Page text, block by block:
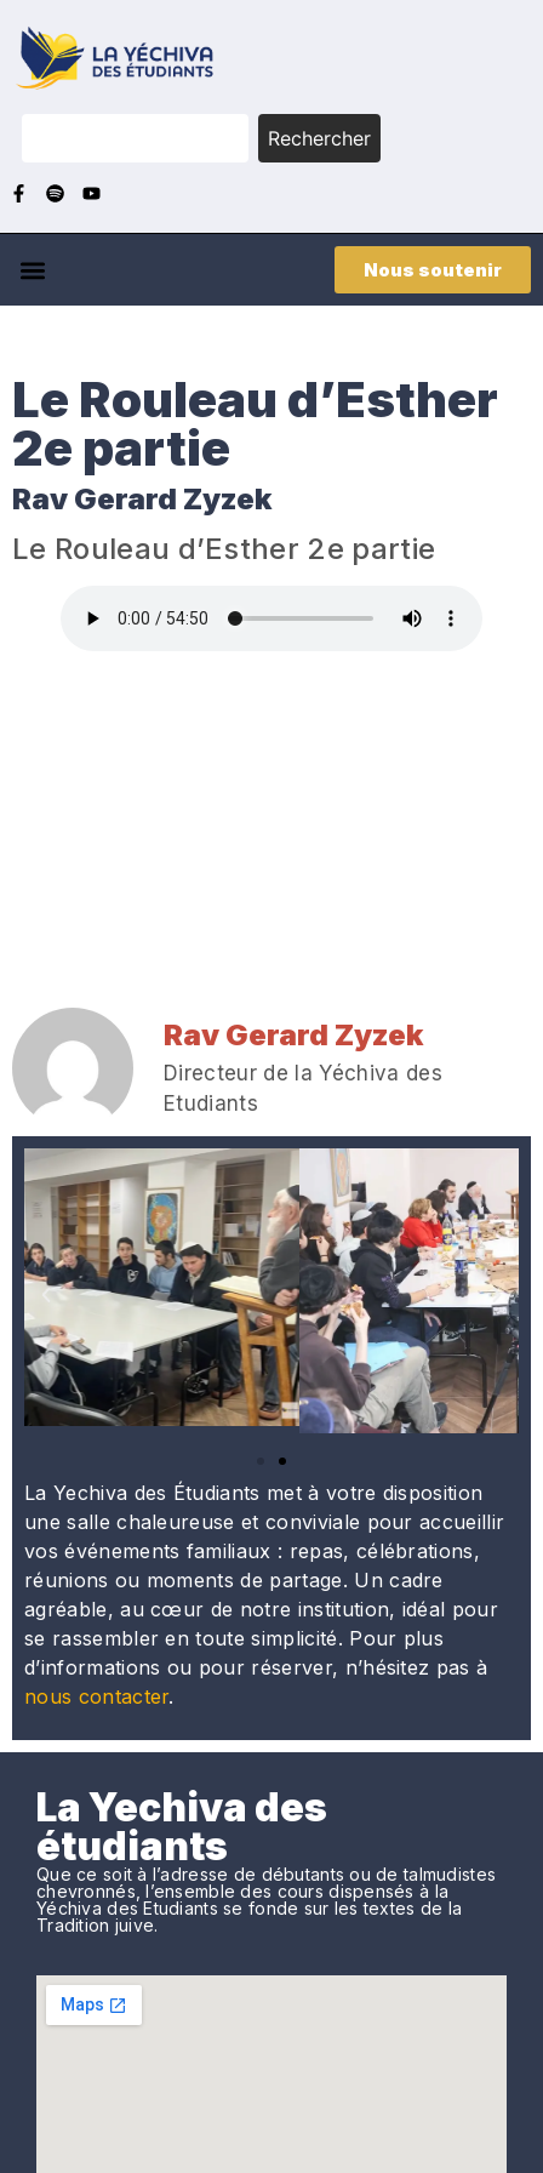
Rechercher
Nous soutenir
Le Rouleau d’Esther
2e partie
Rav Gerard Zyzek
Le Rouleau d’Esther 2e partie
Rav Gerard Zyzek
Directeur de la Yéchiva des
Etudiants
La Yechiva des Étudiants met à votre disposition
une salle chaleureuse et conviviale pour accueillir
vos événements familiaux : repas, célébrations,
réunions ou moments de partage. Un cadre
agréable, au cœur de notre institution, idéal pour
se rassembler en toute simplicité. Pour plus
d’informations ou pour réserver, n’hésitez pas à
nous contacter.
La Yechiva des
étudiants
Que ce soit à l’adresse de débutants ou de talmudistes
chevronnés, l’ensemble des cours dispensés à la
Yéchiva des Etudiants se fonde sur les textes de la
Tradition juive.